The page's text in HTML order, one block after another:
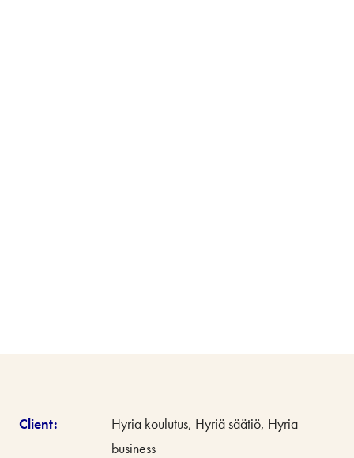
Client:
Hyria koulutus, Hyriä säätiö, Hyria
business